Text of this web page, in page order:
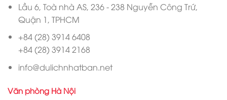
Lầu 6, Toà nhà AS, 236 - 238 Nguyễn Công Trứ,
Quận 1, TPHCM
+84 (28) 3914 6408
+84 (28) 3914 2168
info@dulichnhatban.net
Văn phòng Hà Nội